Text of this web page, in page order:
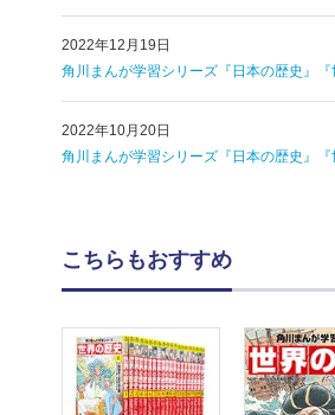
2022年12月19日
角川まんが学習シリーズ『日本の歴史』
2022年10月20日
角川まんが学習シリーズ『日本の歴史』
こちらもおすすめ